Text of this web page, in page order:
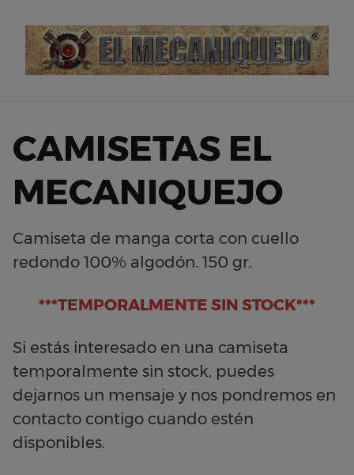
content
CAMISETAS EL
MECANIQUEJO
Camiseta de manga corta con cuello
redondo 100% algodón. 150 gr.
***TEMPORALMENTE SIN STOCK***
Si estás interesado en una camiseta
temporalmente sin stock, puedes
dejarnos un mensaje y nos pondremos en
contacto contigo cuando estén
disponibles.